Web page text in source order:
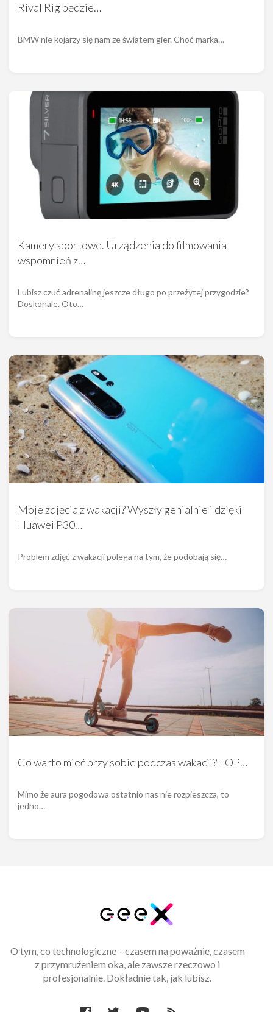
Rival Rig będzie…
BMW nie kojarzy się nam ze światem gier. Choć marka…
Kamery sportowe. Urządzenia do filmowania
wspomnień z…
Lubisz czuć adrenalinę jeszcze długo po przeżytej przygodzie?
Doskonale. Oto…
Moje zdjęcia z wakacji? Wyszły genialnie i dzięki
Huawei P30…
Problem zdjęć z wakacji polega na tym, że podobają się…
Co warto mieć przy sobie podczas wakacji? TOP…
Mimo że aura pogodowa ostatnio nas nie rozpieszcza, to
jedno…
O tym, co technologiczne – czasem na poważnie, czasem
z przymrużeniem oka, ale zawsze rzeczowo i
profesjonalnie. Dokładnie tak, jak lubisz.